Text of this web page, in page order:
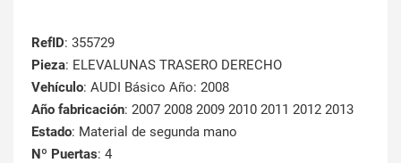
RefID: 355729
Pieza: ELEVALUNAS TRASERO DERECHO
Vehículo: AUDI Básico Año: 2008
Año fabricación: 2007 2008 2009 2010 2011 2012 2013
Estado: Material de segunda mano
Nº Puertas: 4